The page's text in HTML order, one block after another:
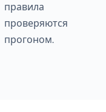
правила
проверяются
прогоном.